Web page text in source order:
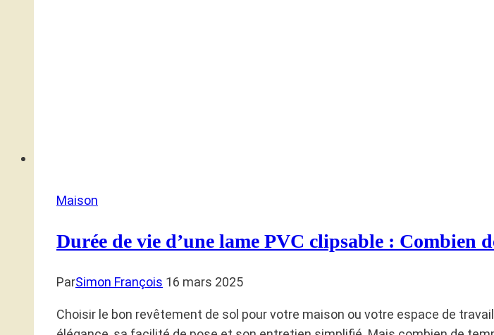
Maison
Durée de vie d’une lame PVC clipsable : Combien
ParSimon François 16 mars 2025
Choisir le bon revêtement de sol pour votre maison ou votre espace de